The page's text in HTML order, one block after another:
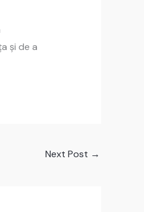
și de a
Next Post →